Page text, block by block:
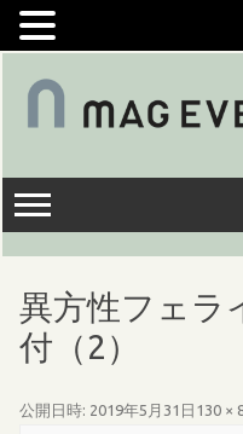
コ
キ
ッ
プ
異方性フェラ
付（2）
公開日時: 2019年5月31日 130 ×